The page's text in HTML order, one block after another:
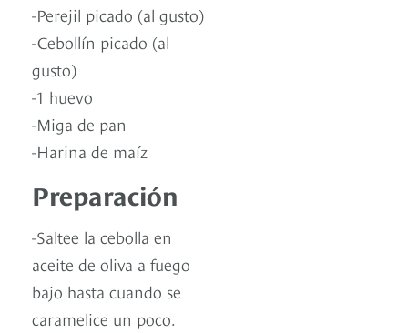
-Perejil picado (al gusto)
-Cebollín picado (al
gusto)
-1 huevo
-Miga de pan
-Harina de maíz
Preparación
-Saltee la cebolla en
aceite de oliva a fuego
bajo hasta cuando se
caramelice un poco.